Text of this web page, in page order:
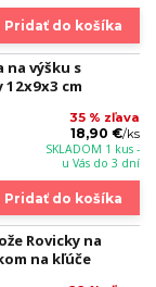
Pridať do košíka
na výšku s
cm
35 % zľava
18,90 €/ks
SKLADOM 1 kus -
u Vás do 3 dní
Pridať do košíka
Rovicky na
na kľúče